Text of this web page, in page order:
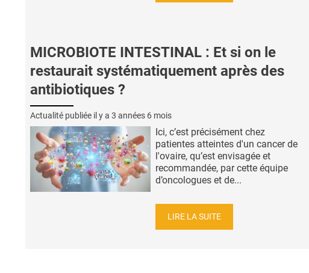
MICROBIOTE INTESTINAL : Et si on le
restaurait systématiquement après des
antibiotiques ?
Actualité publiée il y a 3 années 6 mois
Ici, c’est précisément chez
patientes atteintes d'un cancer de
l'ovaire, qu’est envisagée et
recommandée, par cette équipe
d’oncologues et de...
LIRE LA SUITE